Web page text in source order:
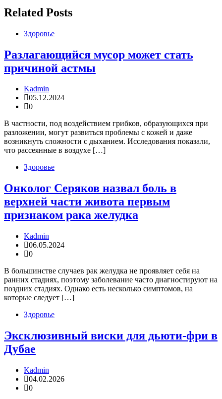
Related Posts
Здоровье
Разлагающийся мусор может стать
причиной астмы
Kadmin
05.12.2024
0
В частности, под воздействием грибков, образующихся при
разложении, могут развиться проблемы с кожей и даже
возникнуть сложности с дыханием. Исследования показали,
что рассеянные в воздухе […]
Здоровье
Онколог Серяков назвал боль в
верхней части живота первым
признаком рака желудка
Kadmin
06.05.2024
0
В большинстве случаев рак желудка не проявляет себя на
ранних стадиях, поэтому заболевание часто диагностируют на
поздних стадиях. Однако есть несколько симптомов, на
которые следует […]
Здоровье
Эксклюзивный виски для дьюти-фри в
Дубае
Kadmin
04.02.2026
0